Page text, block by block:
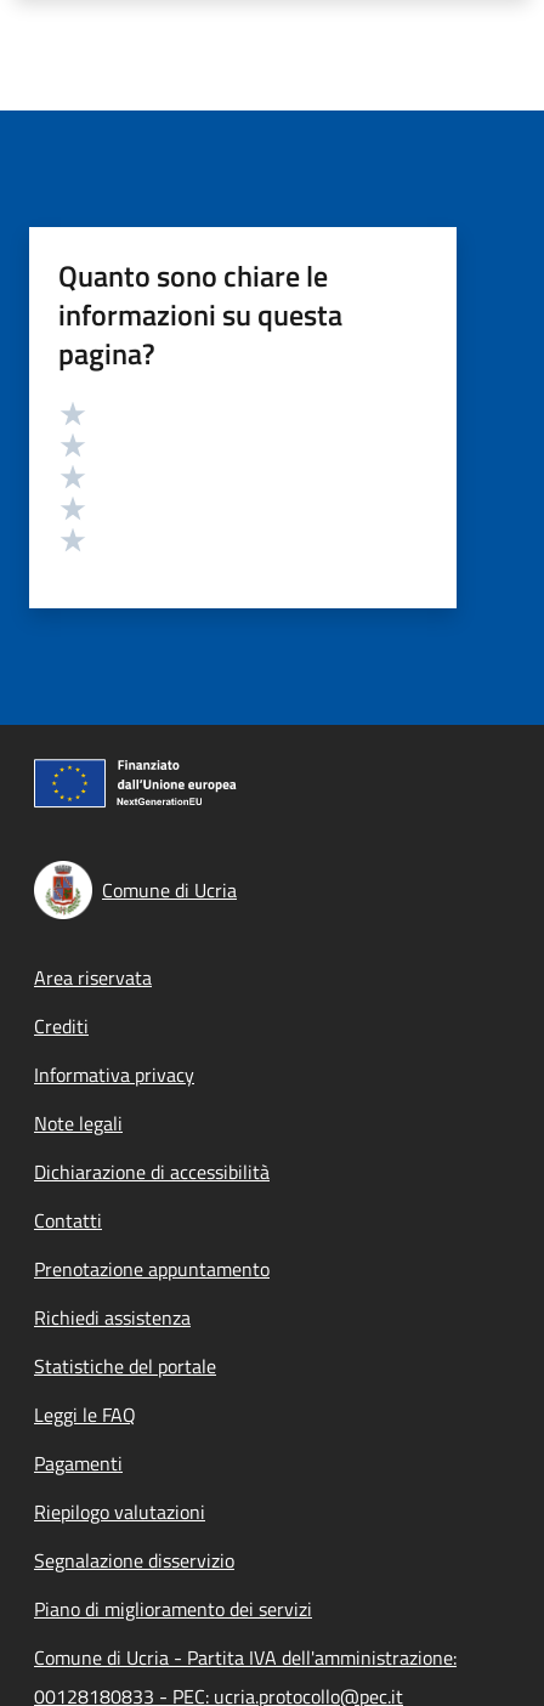
Quanto sono chiare le
informazioni su questa
pagina?
Valutazione
Comune di Ucria
Footer menu
Area riservata
Crediti
Informativa privacy
Note legali
Dichiarazione di accessibilità
Contatti
Prenotazione appuntamento
Richiedi assistenza
Statistiche del portale
Leggi le FAQ
Pagamenti
Riepilogo valutazioni
Segnalazione disservizio
Piano di miglioramento dei servizi
Comune di Ucria - Partita IVA dell'amministrazione:
00128180833 - PEC: ucria.protocollo@pec.it